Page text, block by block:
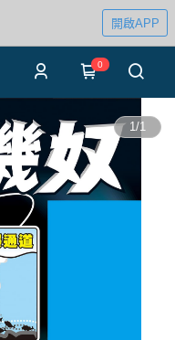
開啟APP
0
1/1